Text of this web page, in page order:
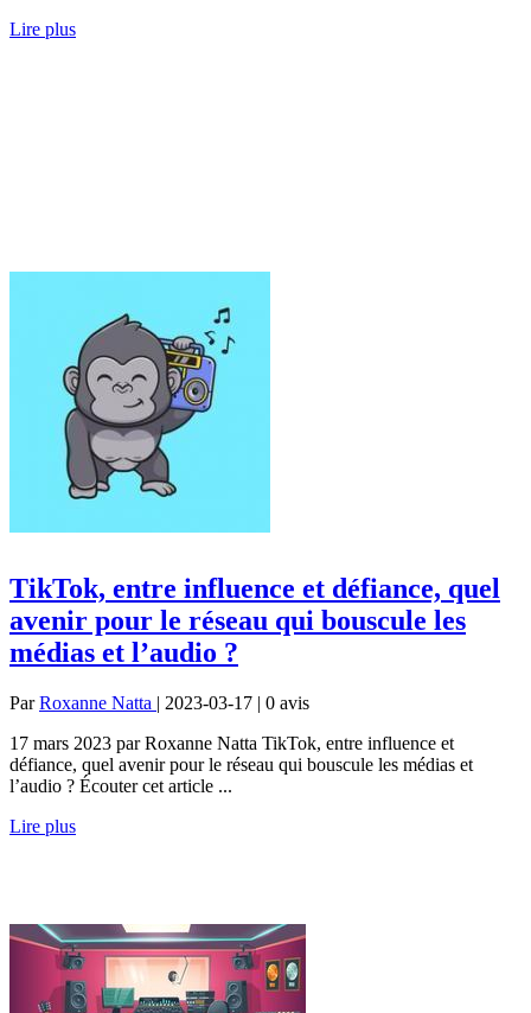
Lire plus
TikTok, entre influence et défiance, quel
avenir pour le réseau qui bouscule les
médias et l’audio ?
ParRoxanne Natta | 2023-03-17 | 0 avis
17 mars 2023 par Roxanne Natta TikTok, entre influence et
défiance, quel avenir pour le réseau qui bouscule les médias et
l’audio ? Écouter cet article ...
Lire plus